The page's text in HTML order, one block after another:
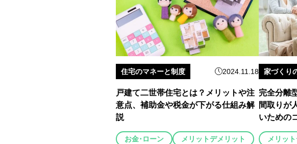
住宅のマネーと制度 2024.11.18
戸建て二世帯住宅とは？メリットや注
意点、補助金や税金が下がる仕組み解
説
お金･ローン
メリットデメリット
家づくり
完全分離
間取りが
いための
メリッ